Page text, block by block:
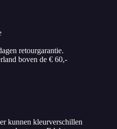
retourgarantie.
boven de € 60,-
kunnen kleurverschillen